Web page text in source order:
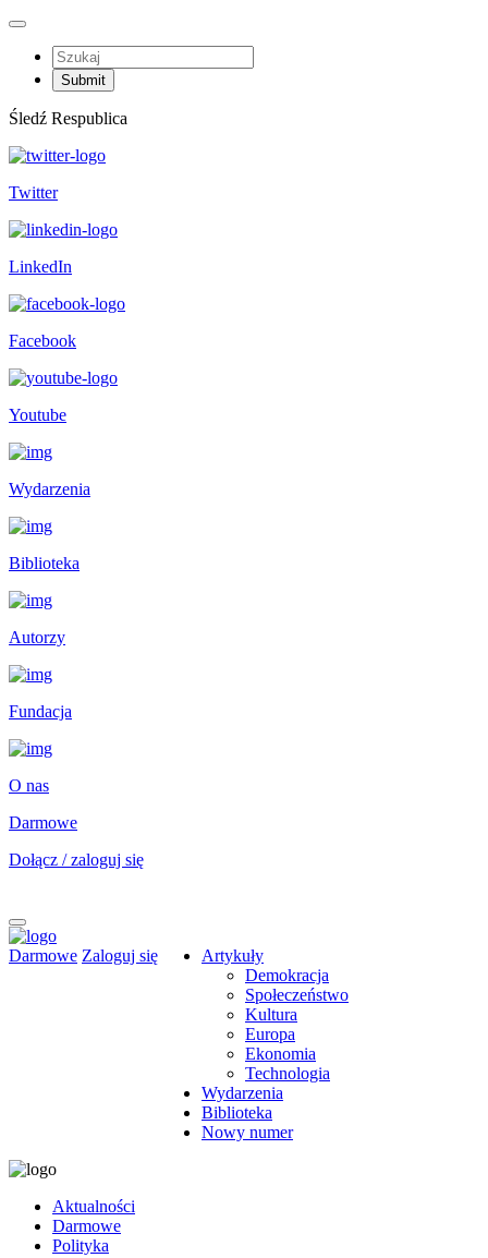
Śledź Respublica
Twitter
LinkedIn
Facebook
Youtube
Wydarzenia
Biblioteka
Autorzy
Fundacja
O nas
Darmowe
Dołącz / zaloguj się
Darmowe Zaloguj się
Artykuły
Demokracja
Społeczeństwo
Kultura
Europa
Ekonomia
Technologia
Wydarzenia
Biblioteka
Nowy numer
Aktualności
Darmowe
Polityka